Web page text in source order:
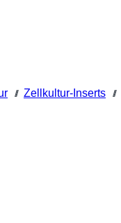
/// Zellkultur-Inserts ///